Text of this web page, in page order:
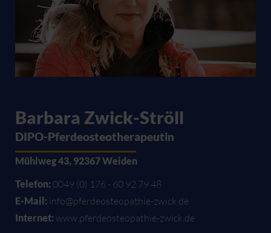
Barbara Zwick-Ströll
DIPO-Pferdeosteotherapeutin
Mühlweg 43, 92367 Weiden
Telefon: 0049 (0) 176 - 60 92 79 48
E-Mail: info@pferdeosteopathie-zwick.de
Internet:www.pferdeosteopathie-zwick.de